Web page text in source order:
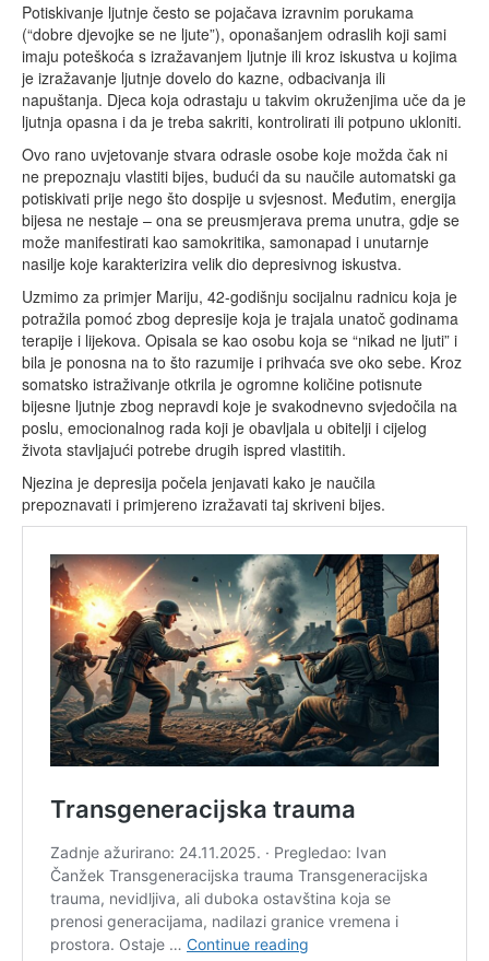
Potiskivanje ljutnje često se pojačava izravnim porukama
(“dobre djevojke se ne ljute”), oponašanjem odraslih koji sami
imaju poteškoća s izražavanjem ljutnje ili kroz iskustva u kojima
je izražavanje ljutnje dovelo do kazne, odbacivanja ili
napuštanja. Djeca koja odrastaju u takvim okruženjima uče da je
ljutnja opasna i da je treba sakriti, kontrolirati ili potpuno ukloniti.
Ovo rano uvjetovanje stvara odrasle osobe koje možda čak ni
ne prepoznaju vlastiti bijes, budući da su naučile automatski ga
potiskivati prije nego što dospije u svjesnost. Međutim, energija
bijesa ne nestaje – ona se preusmjerava prema unutra, gdje se
može manifestirati kao samokritika, samonapad i unutarnje
nasilje koje karakterizira velik dio depresivnog iskustva.
Uzmimo za primjer Mariju, 42-godišnju socijalnu radnicu koja je
potražila pomoć zbog depresije koja je trajala unatoč godinama
terapije i lijekova. Opisala se kao osobu koja se “nikad ne ljuti” i
bila je ponosna na to što razumije i prihvaća sve oko sebe. Kroz
somatsko istraživanje otkrila je ogromne količine potisnute
bijesne ljutnje zbog nepravdi koje je svakodnevno svjedočila na
poslu, emocionalnog rada koji je obavljala u obitelji i cijelog
života stavljajući potrebe drugih ispred vlastitih.
Njezina je depresija počela jenjavati kako je naučila
prepoznavati i primjereno izražavati taj skriveni bijes.